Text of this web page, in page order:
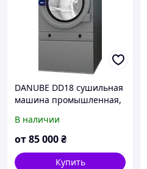
DANUBE DD18 сушильная
машина промышленная,
В наличии
от85 000₴
Купить